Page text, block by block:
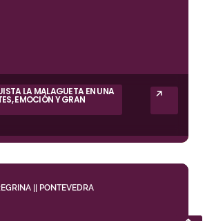
LA MALAGUETA EN UNA
EMOCIÓN Y GRAN
|| PONTEVEDRA